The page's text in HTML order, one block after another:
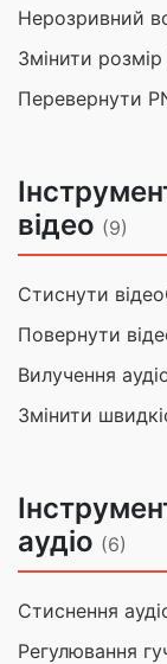
Нерозривний
Змінити розмір
Перевернути
відео (9)
Стиснути відео
Повернути
Вилучення
Змінити
аудіо (6)
Стиснення
Регулювання